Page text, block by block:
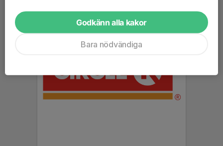
Godkänn alla kakor
Bara nödvändiga